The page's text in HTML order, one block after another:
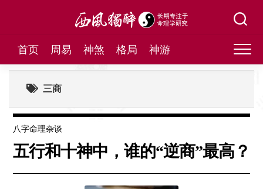
首页 周易 神煞 格局 神游
三商
八字命理杂谈
五行和十神中，谁的“逆商”最高？